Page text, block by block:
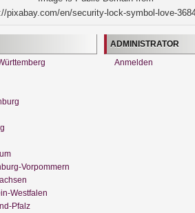
pixabay.com/en/security-lock-symbol-love-
Vorpommern
Westfalen
Pfalz
ADMINISTRATOR
Anmelden